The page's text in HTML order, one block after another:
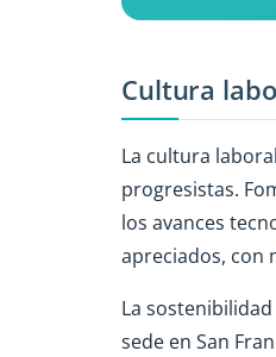
Cultura
La cultura
progresistas.
los avances
apreciados, con
La
sede en San